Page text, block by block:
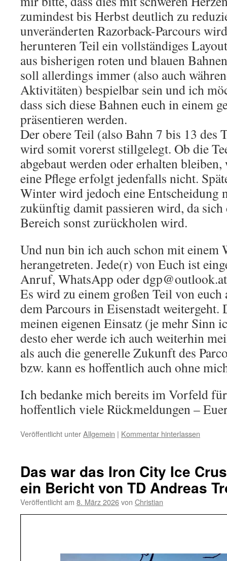
zumindest bis Herbst deutlich zu
unveränderten Razorback-Parcours
herunteren Teil ein vollständiges
aus bisherigen roten und blauen
soll allerdings immer (also auch
Aktivitäten) bespielbar sein und ich
dass sich diese Bahnen euch in einem
präsentieren werden.
Der obere Teil (also Bahn 7 bis 13 des
wird somit vorerst stillgelegt. Ob die
abgebaut werden oder erhalten
eine Pflege erfolgt jedenfalls nicht.
Winter wird jedoch eine Entscheidung
zukünftig damit passieren wird, da sich
Bereich sonst zurückholen wird.
Und nun bin ich auch schon mit einem
herangetreten. Jede(r) von Euch ist
Anruf, WhatsApp oder dgp@outlook.at
Es wird zu einem großen Teil von euch
dem Parcours in Eisenstadt
meinen eigenen Einsatz (je mehr Sinn
desto eher werde ich auch weiterhin
als auch die generelle Zukunft des
bzw. kann es hoffentlich auch ohne
Ich bedanke mich bereits im Vorfeld
hoffentlich viele Rückmeldungen –
Veröffentlicht unterAllgemein | Kommentar hinterlassen
Das war das Iron City Ice
ein Bericht von TD Andreas
Veröffentlicht am 8. März 2026von Christian